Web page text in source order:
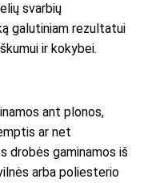
svarbių
galutiniam rezultatui
ir kokybei.
ant plonos,
ar net
drobės gaminamos iš
arba poliesterio